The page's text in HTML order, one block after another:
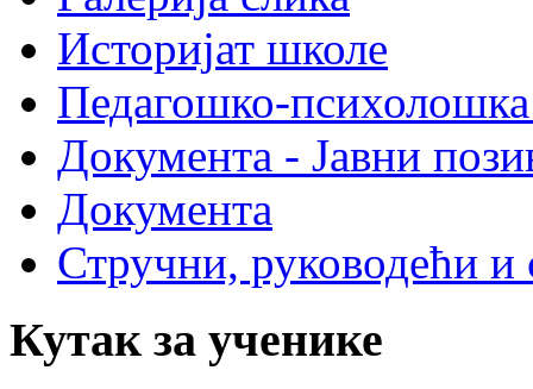
Историјат школе
Педагошко-психолошка
Документа - Јавни
Документа
Стручни, руководећи и
Кутак за ученике